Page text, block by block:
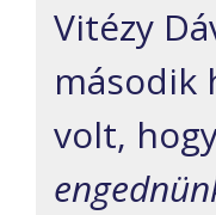
Vitézy
második
volt,